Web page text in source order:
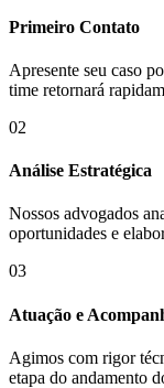
Primeiro Contato
Apresente seu caso
time retornará
02
Análise Estratégica
Nossos advogados
oportunidades e
03
Atuação e
Agimos com rigor
etapa do andamento